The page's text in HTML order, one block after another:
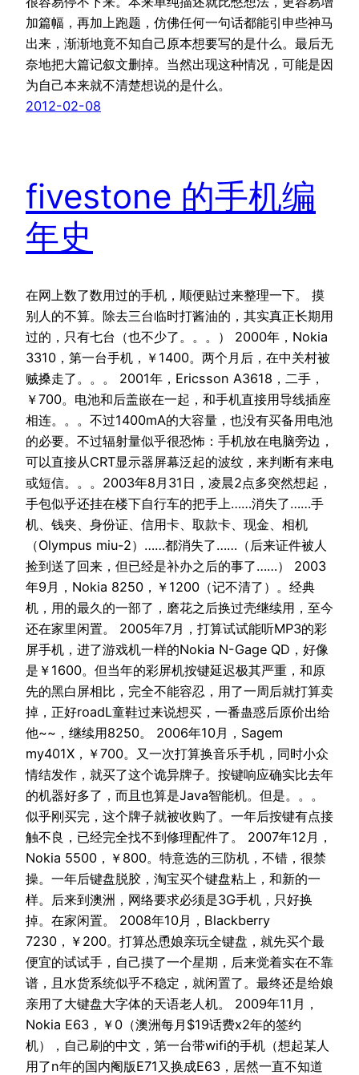
加篇幅，再加上跑题，仿佛任何一句话都能引申些神马
出来，渐渐地竟不知自己原本想要写的是什么。最后无
奈地把大篇记叙文删掉。当然出现这种情况，可能是因
为自己本来就不清楚想说的是什么。
2012-02-08
fivestone 的手机编
年史
在网上数了数用过的手机，顺便贴过来整理一下。 摸
别人的不算。除去三台临时打酱油的，其实真正长期用
过的，只有七台（也不少了。。。） 2000年，Nokia
3310，第一台手机，￥1400。两个月后，在中关村被
贼搡走了。。。 2001年，Ericsson A3618，二手，
￥700。电池和后盖嵌在一起，和手机直接用导线插座
相连。。。不过1400mA的大容量，也没有买备用电池
的必要。不过辐射量似乎很恐怖：手机放在电脑旁边，
可以直接从CRT显示器屏幕泛起的波纹，来判断有来电
或短信。。。2003年8月31日，凌晨2点多突然想起，
手包似乎还挂在楼下自行车的把手上……消失了……手
机、钱夹、身份证、信用卡、取款卡、现金、相机
（Olympus miu-2）……都消失了……（后来证件被人
捡到送了回来，但已经是补办之后的事了……） 2003
年9月，Nokia 8250，￥1200（记不清了）。经典
机，用的最久的一部了，磨花之后换过壳继续用，至今
还在家里闲置。 2005年7月，打算试试能听MP3的彩
屏手机，进了游戏机一样的Nokia N-Gage QD，好像
是￥1600。但当年的彩屏机按键延迟极其严重，和原
先的黑白屏相比，完全不能容忍，用了一周后就打算卖
掉，正好roadL童鞋过来说想买，一番蛊惑后原价出给
他~~，继续用8250。 2006年10月，Sagem
my401X，￥700。又一次打算换音乐手机，同时小众
情结发作，就买了这个诡异牌子。按键响应确实比去年
的机器好多了，而且也算是Java智能机。但是。。。
似乎刚买完，这个牌子就被收购了。一年后按键有点接
触不良，已经完全找不到修理配件了。 2007年12月，
Nokia 5500，￥800。特意选的三防机，不错，很禁
操。一年后键盘脱胶，淘宝买个键盘粘上，和新的一
样。后来到澳洲，网络要求必须是3G手机，只好换
掉。在家闲置。 2008年10月，Blackberry
7230，￥200。打算怂恿娘亲玩全键盘，就先买个最
便宜的试试手，自己摸了一个星期，后来觉着实在不靠
谱，且水货系统似乎不稳定，就闲置了。最终还是给娘
亲用了大键盘大字体的天语老人机。 2009年11月，
Nokia E63，￥0（澳洲每月$19话费x2年的签约
机），自己刷的中文，第一台带wifi的手机（想起某人
用了n年的国内阉版E71又换成E63，居然一直不知道